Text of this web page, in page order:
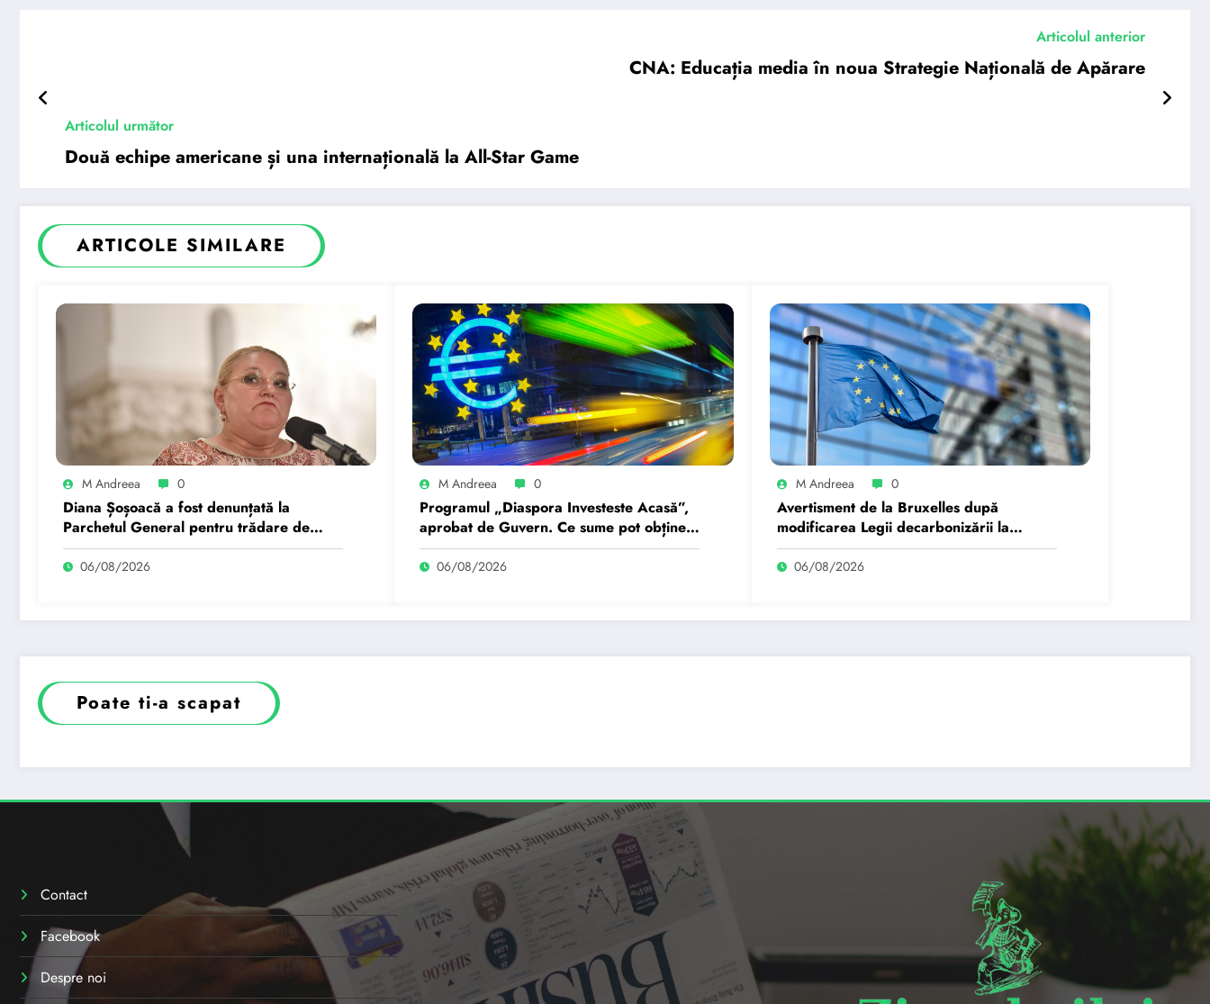
Articolul anterior
CNA: Educația media în noua Strategie Națională de Apărare
Articolul următor
Două echipe americane și una internațională la All-Star Game
ARTICOLE SIMILARE
M Andreea 0
Diana Șoșoacă a fost denunțată la
Parchetul General pentru trădare de
țară: „Este subordonată unei…”
06/08/2026
M Andreea 0
Programul „Diaspora Investeste Acasă”,
aprobat de Guvern. Ce sume pot obține
românii care se întorc…
06/08/2026
M Andreea 0
Avertisment de la Bruxelles după
modificarea Legii decarbonizării la
București: Orice regres…
06/08/2026
Poate ti-a scapat
Contact
Facebook
Despre noi